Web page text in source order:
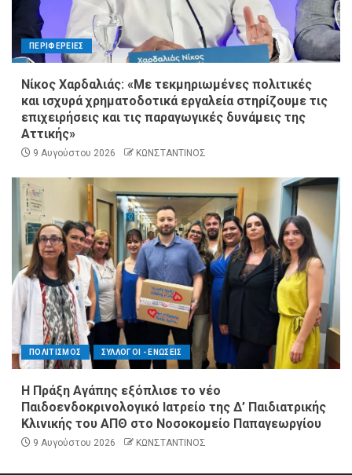
ΠΕΡΙΦΕΡΕΙΕΣ
Νίκος Χαρδαλιάς: «Με τεκμηριωμένες πολιτικές
και ισχυρά χρηματοδοτικά εργαλεία στηρίζουμε τις
επιχειρήσεις και τις παραγωγικές δυνάμεις της
Αττικής»
9 Αυγούστου 2026 ΚΩΝΣΤΑΝΤΙΝΟΣ
ΠΟΛΙΤΙΣΜΟΣ ΣΥΛΛΟΓΟΙ - ΕΝΩΣΕΙΣ
Η Πράξη Αγάπης εξόπλισε το νέο
Παιδοενδοκρινολογικό Ιατρείο της Δ’ Παιδιατρικής
Κλινικής του ΑΠΘ στο Νοσοκομείο Παπαγεωργίου
9 Αυγούστου 2026 ΚΩΝΣΤΑΝΤΙΝΟΣ